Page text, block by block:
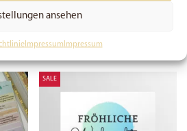
ansehen
Impressum Impressum
Dieses
Produkt
weist
mehrere
Varianten
auf.
Die
Optionen
SALE